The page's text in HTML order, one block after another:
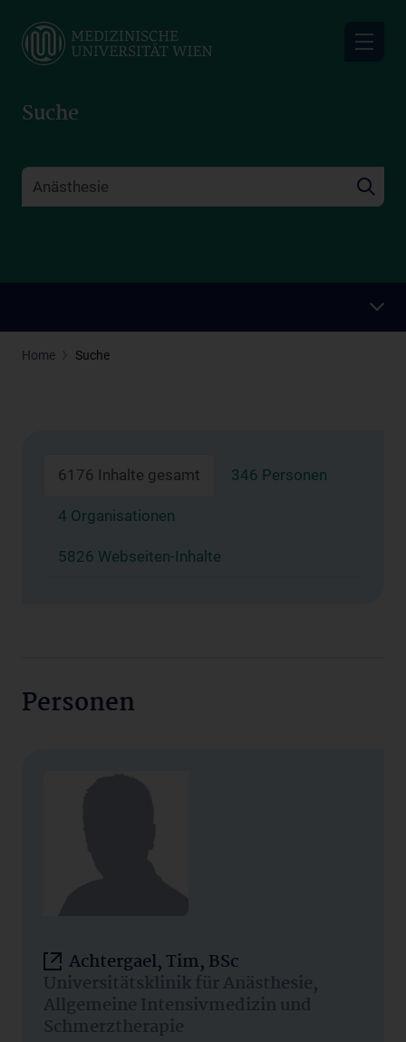
main
Suche
Home Suche
6176 Inhalte gesamt 346 Personen
4 Organisationen
5826 Webseiten-Inhalte
Personen
Achtergael, Tim, BSc
Universitätsklinik für Anästhesie,
Allgemeine Intensivmedizin und
Schmerztherapie